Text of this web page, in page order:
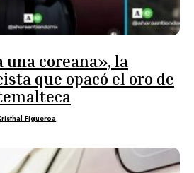
una coreana», la
que opacó el oro de
Figueroa